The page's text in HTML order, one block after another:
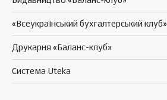
«Всеукраїнський бухгалтерський клуб»
Друкарня «Баланс-клуб»
Система Uteka